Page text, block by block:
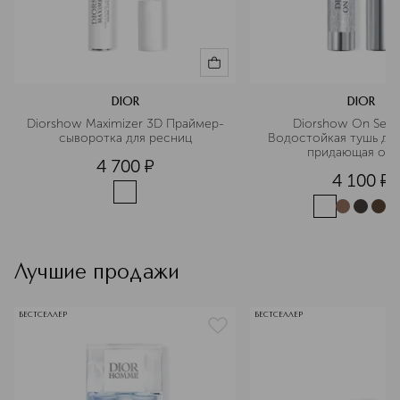
DIOR
Diorshow Maximizer 3D Праймер-
сыворотка для ресниц
4 700 ¤
DIOR
Diorshow On Set
Водостойкая тушь
придающая
4 100 ¤
Лучшие продажи
БЕСТСЕЛЛЕР БЕСТСЕЛЛЕР